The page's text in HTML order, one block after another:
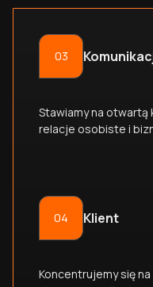
03
Stawiamy na otwartą
relacje osobiste i
04 Klient
Koncentrujemy się